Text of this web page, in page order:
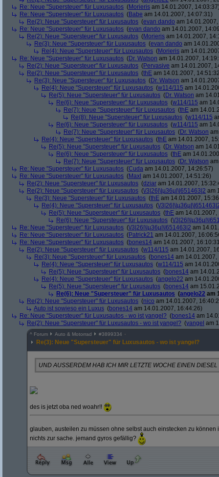
Re: Neue "Supersteuer" für Luxusautos (Morieris am 14.01.2007,
Re: Neue "Supersteuer" für Luxusautos (Babe am 14.01.2007, 14:07:31)
Re(2): Neue "Supersteuer" für Luxusautos (evan dando am
Re: Neue "Supersteuer" für Luxusautos (evan dando am 14.01.2007,
Re(2): Neue "Supersteuer" für Luxusautos (Morieris am 14.01.2007,
Re(3): Neue "Supersteuer" für Luxusautos (evan dando am
Re(4): Neue "Supersteuer" für Luxusautos (Morieris am
Re: Neue "Supersteuer" für Luxusautos (Dr. Watson am 14.01.2007,
Re(2): Neue "Supersteuer" für Luxusautos (Pervasive am 14.01.2007,
Re(2): Neue "Supersteuer" für Luxusautos (thE am 14.01.2007,
Re(3): Neue "Supersteuer" für Luxusautos (Dr. Watson am
Re(4): Neue "Supersteuer" für Luxusautos (w114/115 am
Re(5): Neue "Supersteuer" für Luxusautos (Dr. Watson am
Re(6): Neue "Supersteuer" für Luxusautos (w114/115 am
Re(7): Neue "Supersteuer" für Luxusautos (thE am
Re(8): Neue "Supersteuer" für Luxusautos (w114/115
Re(6): Neue "Supersteuer" für Luxusautos (w114/115 am
Re(7): Neue "Supersteuer" für Luxusautos (Dr. Watson
Re(4): Neue "Supersteuer" für Luxusautos (thE am 14.01.2007,
Re(5): Neue "Supersteuer" für Luxusautos (Dr. Watson am
Re(6): Neue "Supersteuer" für Luxusautos (thE am
Re(7): Neue "Supersteuer" für Luxusautos (Dr. Watson
Re: Neue "Supersteuer" für Luxusautos (Cuda am 14.01.2007, 14:26:57)
Re: Neue "Supersteuer" für Luxusautos (Maxl am 14.01.2007, 14:51:26)
Re(2): Neue "Supersteuer" für Luxusautos (dziar am 14.01.2007,
Re(2): Neue "Supersteuer" für Luxusautos (\/3|26|\|µ36µ|\|651463|2 am
Re(3): Neue "Supersteuer" für Luxusautos (thE am 14.01.2007,
Re(4): Neue "Supersteuer" für Luxusautos (\/
Re(5): Neue "Supersteuer" für Luxusautos (thE am 14.01.2007,
Re(6): Neue "Supersteuer" für Luxusautos (\/
Re: Neue "Supersteuer" für Luxusautos (\/3|26|\|µ36µ|\|651463|2 am
Re: Neue "Supersteuer" für Luxusautos (Patrick21 am 14.01.2007,
Re: Neue "Supersteuer" für Luxusautos (bones14 am 14.01.2007,
Re(2): Neue "Supersteuer" für Luxusautos (w114/115 am 14.01.2007,
Re(3): Neue "Supersteuer" für Luxusautos (bones14 am 14.01.2007,
Re(4): Neue "Supersteuer" für Luxusautos (w114/115 am
Re(5): Neue "Supersteuer" für Luxusautos (bones14 am
Re(4): Neue "Supersteuer" für Luxusautos (angelo22 am
Re(5): Neue "Supersteuer" für Luxusautos (bones14 am
Re(6): Neue "Supersteuer" für Luxusautos (angelo22 am
Re(2): Neue "Supersteuer" für Luxusautos (nico am 14.01.2007,
Auto ist sowieso ein Luxus (bones14 am 14.01.2007, 16:44:26)
Re: Neue "Supersteuer" für Luxusautos - wo ist yangel? (bones14 am
Re(2): Neue "Supersteuer" für Luxusautos - wo ist yangel? (yangel am
^ Forum Auto & Motorrad #3899334
Re(3): Neue "Supersteuer" für Luxusautos - wo ist yangel?
UND AUSSERDEM HAB ICH MIR LETZTE WOCHE EINEN DIESEL
des is jetzt oba ned woahr!!
glauben, austeilen zu müssen ohne selbst auch einstecken zu können
nichts zur sache. jemand gyros gefällig?